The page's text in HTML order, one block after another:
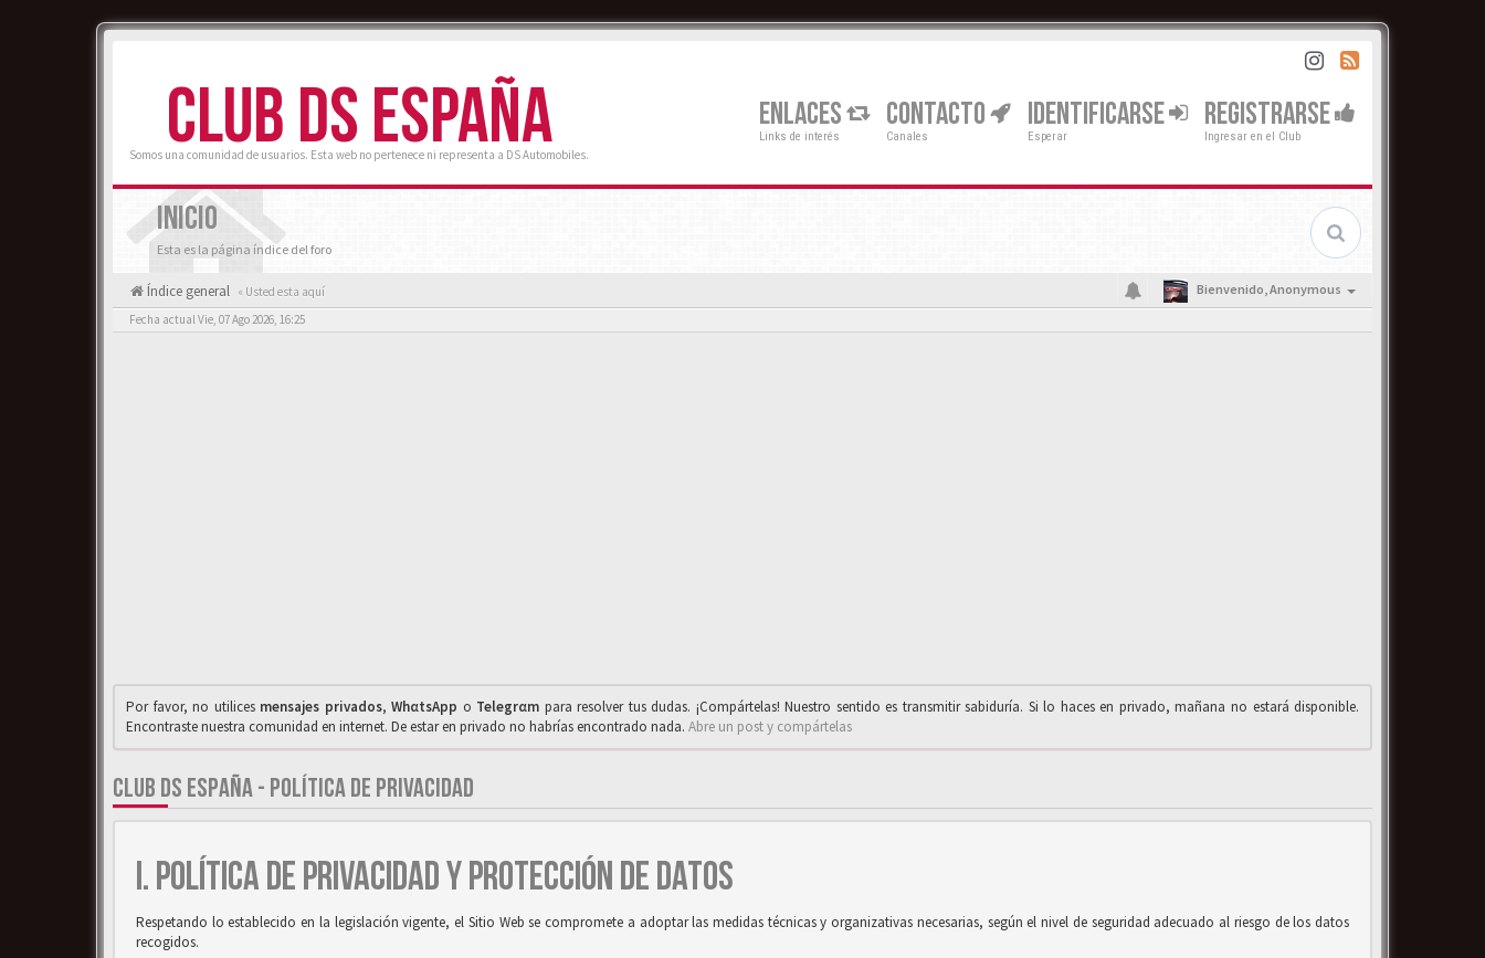
CLUB DS ESPAÑA
Somos una comunidad de usuarios. Esta web no pertenece ni representa a DS Automobiles.
ENLACES
Links de interés
CONTACTO
Canales
IDENTIFICARSE
Esperar
REGISTRARSE
Ingresar en el Club
INICIO
Esta es la página índice del foro
Índice general « Usted esta aquí Bienvenido,Anonymous
Fecha actual Vie, 07 Ago 2026, 16:25
Por favor, no utilices mensajes privados,WhαtsApp o Telegrαm para resolver tus dudas. ¡Compártelas! Nuestro sentido es transmitir sabiduría. Si lo haces en privado, mañana no estará disponible.
Encontraste nuestra comunidad en internet. De estar en privado no habrías encontrado nada. Abre un post y compártelas
CLUB DS ESPAÑA - POLÍTICA DE PRIVACIDAD
I. POLÍTICA DE PRIVACIDAD Y PROTECCIÓN DE DATOS
Respetando lo establecido en la legislación vigente, el Sitio Web se compromete a adoptar las medidas técnicas y organizativas necesarias, según el nivel de seguridad adecuado al riesgo de los datos
recogidos.